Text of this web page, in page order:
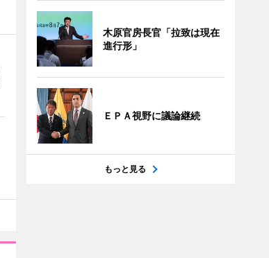
木原官房長官「拉致は現在
進行形」
ＥＰＡ視野に議論継続
もっと見る